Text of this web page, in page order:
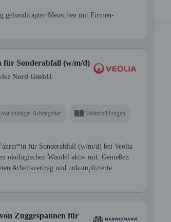
gehandicapter Menschen mit Firmen-
Sonderabfall (w/m/d)
Nord GmbH
Nachhaltiger Arbeitgeber Weiterbildungen
für Sonderabfall (w/m/d) bei Veolia
ökologischen Wandel aktiv mit. Genießen
Arbeitsvertrag und unkomplizierte
Zuggespannen für